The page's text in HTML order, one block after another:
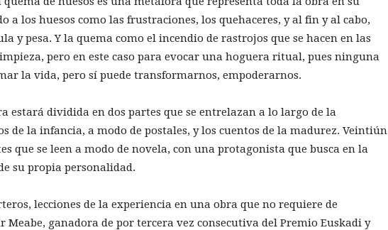
a los huesos como las frustraciones, los quehaceres, y al fin y al cabo,
y pesa. Y la quema como el incendio de rastrojos que se hacen en las
pero en este caso para evocar una hoguera ritual, pues ninguna
la vida, pero sí puede transformarnos, empoderarnos.
estará dividida en dos partes que se entrelazan a lo largo de la
de la infancia, a modo de postales, y los cuentos de la madurez. Veintiún
que se leen a modo de novela, con una protagonista que busca en la
su propia personalidad.
lecciones de la experiencia en una obra que no requiere de
Meabe, ganadora de por tercera vez consecutiva del Premio Euskadi y